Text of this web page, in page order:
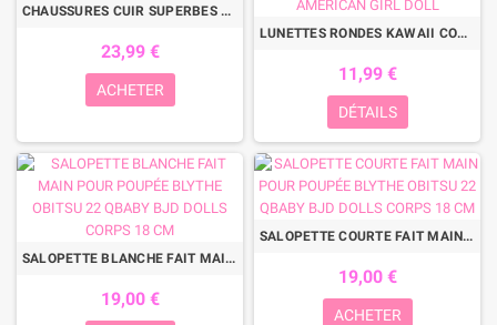
CHAUSSURES CUIR SUPERBES POUR POUPÉES BLYTHE & NEO BLYTHE PURE NEEMO AZONE LICCA DOLLS
23,99 €
ACHETER
LUNETTES RONDES KAWAII COLOR POUR POUPÉE BJD DOLL QBABY CUSTOM BLYTHE MEADOWDOLLS SAFFI BAILEY AMERICAN GIRL DOLL
11,99 €
DÉTAILS
SALOPETTE BLANCHE FAIT MAIN POUR POUPÉE BLYTHE OBITSU 22 QBABY BJD DOLLS CORPS 18 CM
19,00 €
SALOPETTE COURTE FAIT MAIN POUR POUPÉE BLYTHE OBITSU 22 QBABY BJD DOLLS CORPS 18 CM
19,00 €
ACHETER